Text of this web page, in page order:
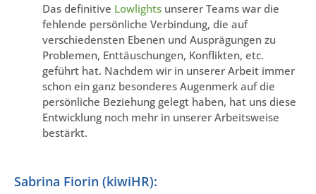
Das definitive Lowlights unserer Teams war die
fehlende persönliche Verbindung, die auf
verschiedensten Ebenen und Ausprägungen zu
Problemen, Enttäuschungen, Konflikten, etc.
geführt hat. Nachdem wir in unserer Arbeit immer
schon ein ganz besonderes Augenmerk auf die
persönliche Beziehung gelegt haben, hat uns diese
Entwicklung noch mehr in unserer Arbeitsweise
bestärkt.
Sabrina Fiorin (kiwiHR):